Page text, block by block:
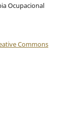
Ocupacional
Commons